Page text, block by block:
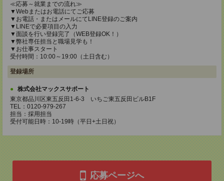
≪応募～就業までの流れ≫
▼Webまたはお電話にてご応募
▼お電話・またはメールにてLINE登録のご案内
▼LINEで必要項目の入力
▼面談を行い登録完了（WEB登録OK！）
▼弊社専任担当と職場見学も！
▼お仕事スタート
受付時間：10:00～19:00（土日含む）
登録場所
株式会社マックスサポート
東京都品川区東五反田1-6-3 いちご東五反田ビルB1F
TEL：0120-979-267
担当：採用担当
受付可能日時：10-19時（平日+土日祝）
応募ページへ